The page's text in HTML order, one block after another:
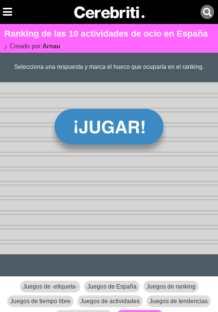
Ranking de las 10 actividades de ocio en España
Creado por:Arnau
Selecciona una respuesta y marca el hueco que ocuparía en el ranking.
Juegos de -etiqueta- Juegos de España Juegos de ranking
Juegos de tiempo libre Juegos de actividades Juegos de tendencias